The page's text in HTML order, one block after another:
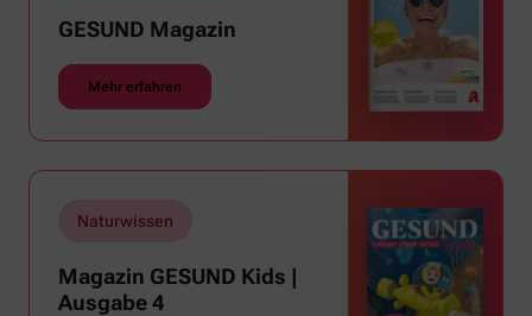
GESUND Magazin
Mehr erfahren
Naturwissen
Magazin GESUND Kids |
Ausgabe 4